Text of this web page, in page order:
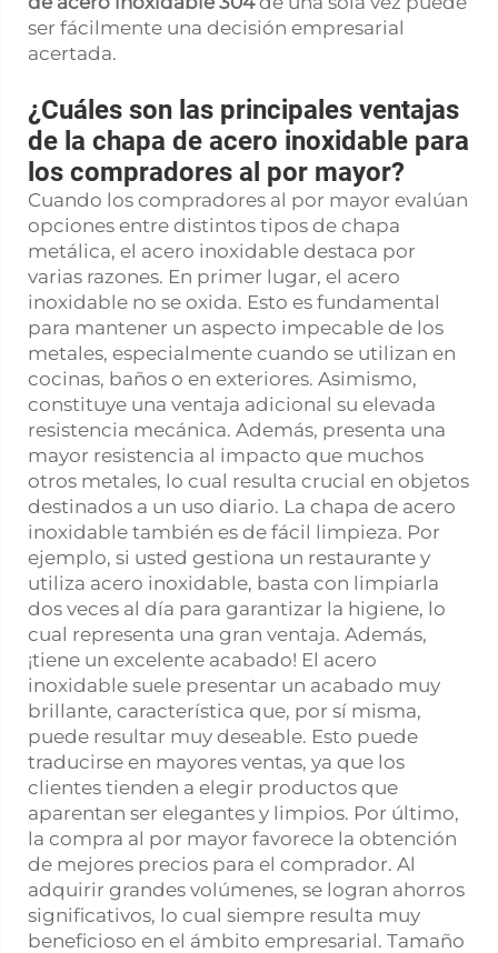
ser fácilmente una decisión empresarial
acertada.
¿Cuáles son las principales ventajas
de la chapa de acero inoxidable para
los compradores al por mayor?
Cuando los compradores al por mayor evalúan
opciones entre distintos tipos de chapa
metálica, el acero inoxidable destaca por
varias razones. En primer lugar, el acero
inoxidable no se oxida. Esto es fundamental
para mantener un aspecto impecable de los
metales, especialmente cuando se utilizan en
cocinas, baños o en exteriores. Asimismo,
constituye una ventaja adicional su elevada
resistencia mecánica. Además, presenta una
mayor resistencia al impacto que muchos
otros metales, lo cual resulta crucial en objetos
destinados a un uso diario. La chapa de acero
inoxidable también es de fácil limpieza. Por
ejemplo, si usted gestiona un restaurante y
utiliza acero inoxidable, basta con limpiarla
dos veces al día para garantizar la higiene, lo
cual representa una gran ventaja. Además,
¡tiene un excelente acabado! El acero
inoxidable suele presentar un acabado muy
brillante, característica que, por sí misma,
puede resultar muy deseable. Esto puede
traducirse en mayores ventas, ya que los
clientes tienden a elegir productos que
aparentan ser elegantes y limpios. Por último,
la compra al por mayor favorece la obtención
de mejores precios para el comprador. Al
adquirir grandes volúmenes, se logran ahorros
significativos, lo cual siempre resulta muy
beneficioso en el ámbito empresarial. Tamaño